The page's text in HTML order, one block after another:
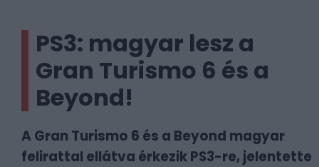
PS3: magyar lesz a
Gran Turismo 6 és a
Beyond!
A Gran Turismo 6 és a Beyond magyar
felirattal ellátva érkezik PS3-re, jelentette